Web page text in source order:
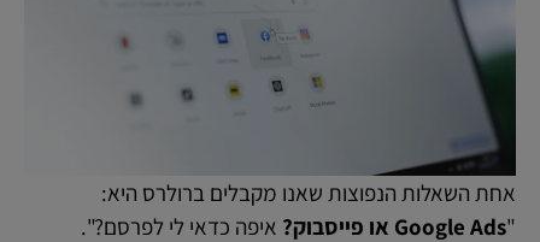
אחת השאלות הנפוצות שאנו מקבלים ברולרס היא:
"Google Ads או פייסבוק?
איפה כדאי לי לפרסם?".